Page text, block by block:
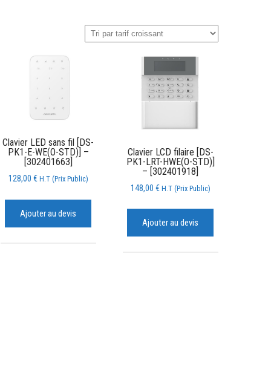
Clavier LED sans fil [DS-
PK1-E-WE(O-STD)] –
[302401663]
128,00 € H.T (Prix Public)
Ajouter au devis
Clavier LCD filaire [DS-
PK1-LRT-HWE(O-STD)]
– [302401918]
148,00 € H.T (Prix Public)
Ajouter au devis